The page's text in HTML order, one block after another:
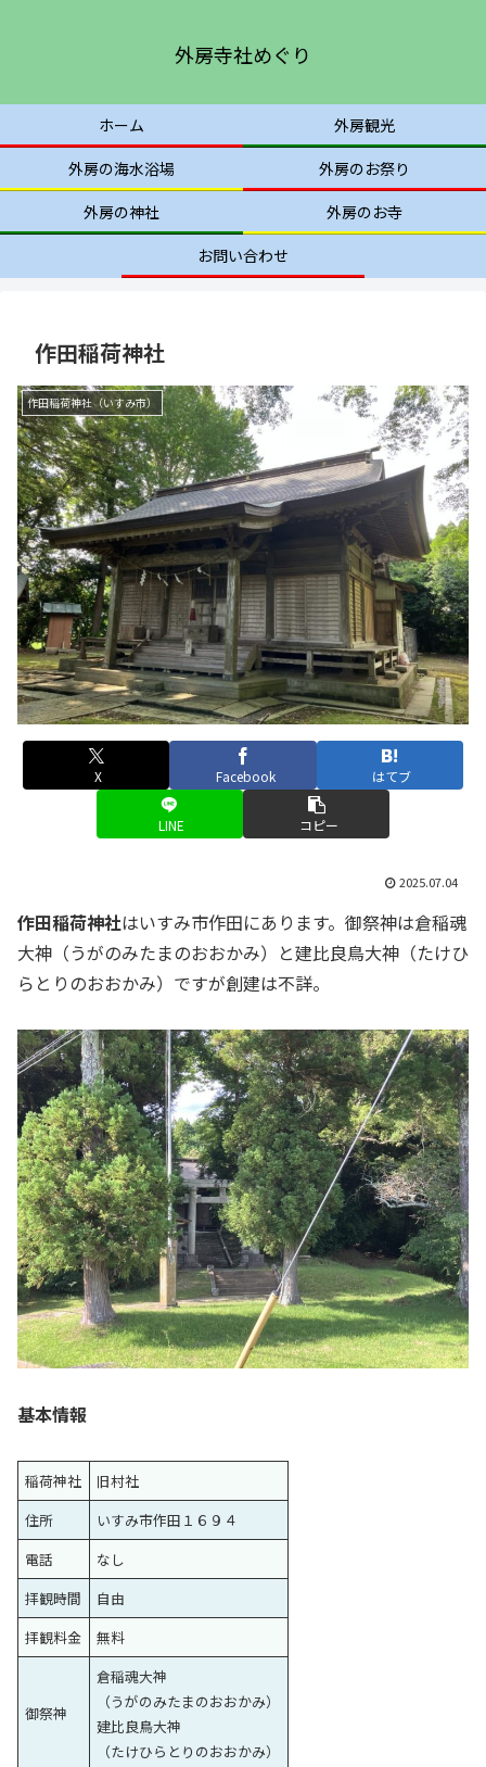
外房寺社めぐり
ホーム
外房観光
外房の海水浴場
外房のお祭り
外房の神社
外房のお寺
お問い合わせ
作田稲荷神社
作田稲荷神社（いすみ市）
X Facebook はてブ
LINE コピー
2025.07.04
作田稲荷神社はいすみ市作田にあります。御祭神は倉稲魂
大神（うがのみたまのおおかみ）と建比良鳥大神（たけひ
らとりのおおかみ）ですが創建は不詳。
基本情報
稲荷神社
旧村社
住所
いすみ市作田１６９４
電話
なし
拝観時間
自由
拝観料金
無料
御祭神
倉稲魂大神
（うがのみたまのおおかみ）
建比良鳥大神
（たけひらとりのおおかみ）